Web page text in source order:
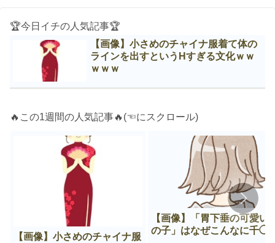
🏆今日イチの人気記事🏆
【画像】小さめのチャイナ服着て体の
ラインを出すというНすぎる文化ｗｗ
ｗｗｗ
🔥この1週間の人気記事🔥(☜にスクロール)
【画像】小さめのチャイナ服
【画像】「胃下垂の可愛い
の子」はなぜこんなに千◯